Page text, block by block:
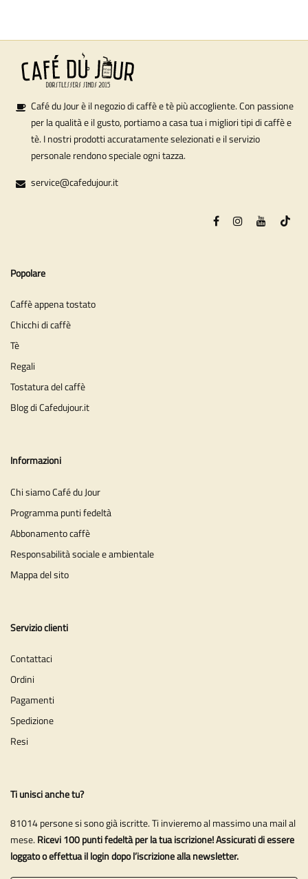
Café du Jour è il negozio di caffè e tè più accogliente. Con passione
per la qualità e il gusto, portiamo a casa tua i migliori tipi di caffè e
tè. I nostri prodotti accuratamente selezionati e il servizio
personale rendono speciale ogni tazza.
service@cafedujour.it
Popolare
Caffè appena tostato
Chicchi di caffè
Tè
Regali
Tostatura del caffè
Blog di Cafedujour.it
Informazioni
Chi siamo Café du Jour
Programma punti fedeltà
Abbonamento caffè
Responsabilità sociale e ambientale
Mappa del sito
Servizio clienti
Contattaci
Ordini
Pagamenti
Spedizione
Resi
Ti unisci anche tu?
81014 persone si sono già iscritte. Ti invieremo al massimo una mail al
mese. Ricevi 100 punti fedeltà per la tua iscrizione! Assicurati di essere
loggato o effettua il login dopo l’iscrizione alla newsletter.